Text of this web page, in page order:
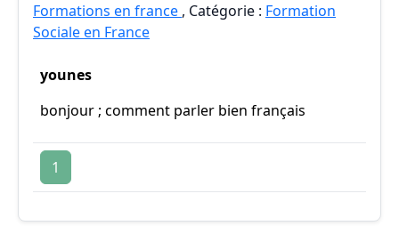
Formations en france , Catégorie : Formation
Sociale en France
younes
bonjour ; comment parler bien français
1